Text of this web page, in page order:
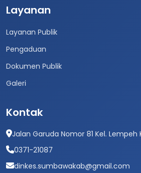
Layanan
Layanan Publik
Pengaduan
Dokumen Publik
Galeri
Kontak
Jalan Garuda Nomor 81 Kel. Lempeh
0371-21087
dinkes.sumbawakab@gmail.com